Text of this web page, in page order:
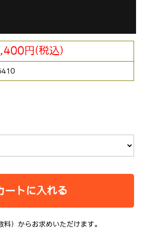
円(税込)
ートに入れる
料）からお求めいただけます。